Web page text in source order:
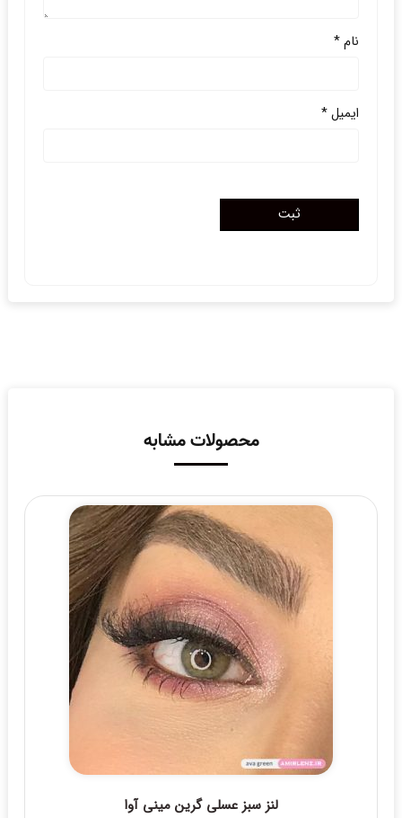
نام*
ایمیل*
محصولات مشابه
لنز سبز عسلی گرین مینی آوا